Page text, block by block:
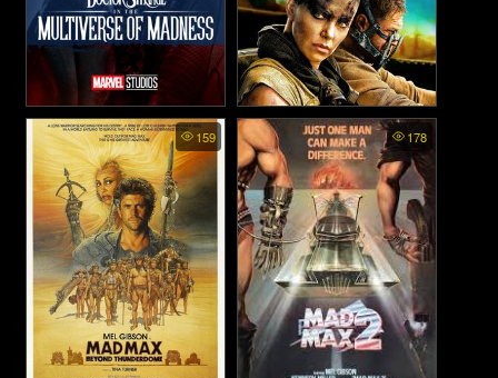
Docto Strang i th Multiverse
of Madnes - จอมเวทย์
มหากาฬ ในมัลติเวิร์สมหาภัย
(2022)
Mad Max 4 Fury Road - แมด
แม็กซ์ 4 ถนนโลกันตร์ (2015)
159 178